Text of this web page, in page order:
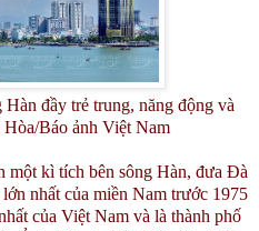
đầy trẻ trung, năng động và
Báo ảnh Việt Nam
một kì tích bên sông Hàn, đưa Đà
nhất của miền Nam trước 1975
của Việt Nam và là thành phố